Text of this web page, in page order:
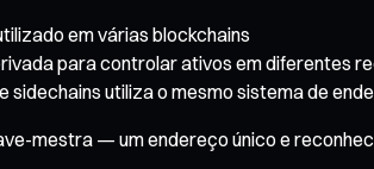
em várias blockchains
para controlar ativos em diferentes
sidechains utiliza o mesmo sistema de
mestra — um endereço único e